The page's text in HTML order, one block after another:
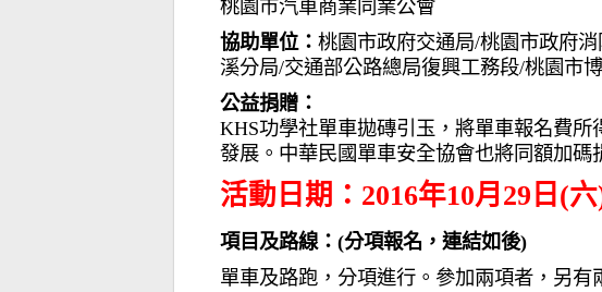
桃園市汽車商業同業公會
協助單位： 桃園市政府交通局/桃園市政府
溪分局/交通部公路總局復興工務段/桃園市
公益捐贈：
KHS功學社單車拋磚引玉，將單車報名費
發展。 中華民國單車安全協會也將同額加碼
活動日期：2016年10月29日(
項目及路線：(分項報名，連結如後)
單車及路跑，分項進行。參加兩項者，另